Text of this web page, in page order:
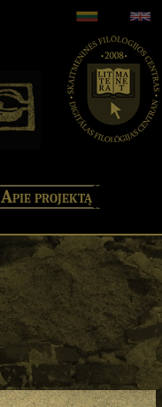
Apie projektą